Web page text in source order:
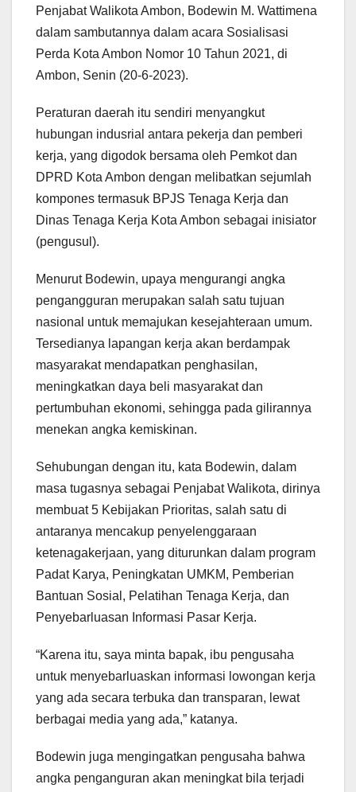
Penjabat Walikota Ambon, Bodewin M. Wattimena
dalam sambutannya dalam acara Sosialisasi
Perda Kota Ambon Nomor 10 Tahun 2021, di
Ambon, Senin (20-6-2023).
Peraturan daerah itu sendiri menyangkut
hubungan indusrial antara pekerja dan pemberi
kerja, yang digodok bersama oleh Pemkot dan
DPRD Kota Ambon dengan melibatkan sejumlah
kompones termasuk BPJS Tenaga Kerja dan
Dinas Tenaga Kerja Kota Ambon sebagai inisiator
(pengusul).
Menurut Bodewin, upaya mengurangi angka
pengangguran merupakan salah satu tujuan
nasional untuk memajukan kesejahteraan umum.
Tersedianya lapangan kerja akan berdampak
masyarakat mendapatkan penghasilan,
meningkatkan daya beli masyarakat dan
pertumbuhan ekonomi, sehingga pada gilirannya
menekan angka kemiskinan.
Sehubungan dengan itu, kata Bodewin, dalam
masa tugasnya sebagai Penjabat Walikota, dirinya
membuat 5 Kebijakan Prioritas, salah satu di
antaranya mencakup penyelenggaraan
ketenagakerjaan, yang diturunkan dalam program
Padat Karya, Peningkatan UMKM, Pemberian
Bantuan Sosial, Pelatihan Tenaga Kerja, dan
Penyebarluasan Informasi Pasar Kerja.
“Karena itu, saya minta bapak, ibu pengusaha
untuk menyebarluaskan informasi lowongan kerja
yang ada secara terbuka dan transparan, lewat
berbagai media yang ada,” katanya.
Bodewin juga mengingatkan pengusaha bahwa
angka penganguran akan meningkat bila terjadi